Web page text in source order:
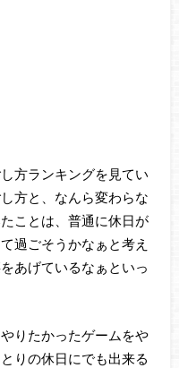
方ランキングを見てい
方と、なんら変わらな
ことは、普通に休日が
過ごそうかなぁと考え
あげているなぁといっ
りたかったゲームをや
りの休日にでも出来る